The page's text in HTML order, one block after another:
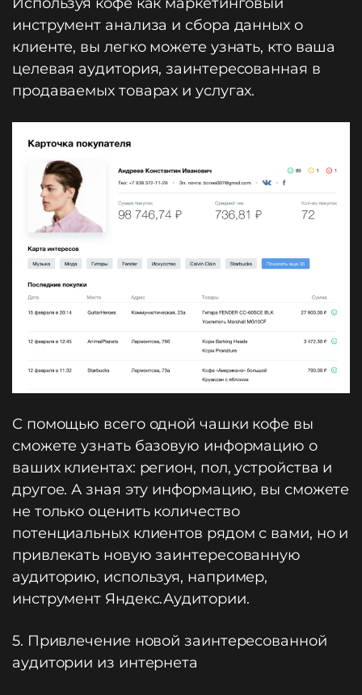
инструмент анализа и сбора данных о
клиенте, вы легко можете узнать, кто ваша
целевая аудитория, заинтересованная в
продаваемых товарах и услугах.
С помощью всего одной чашки кофе вы
сможете узнать базовую информацию о
ваших клиентах: регион, пол, устройства и
другое. А зная эту информацию, вы сможете
не только оценить количество
потенциальных клиентов рядом с вами, но и
привлекать новую заинтересованную
аудиторию, используя, например,
инструмент Яндекс.Аудитории.
5. Привлечение новой заинтересованной
аудитории из интернета